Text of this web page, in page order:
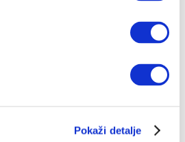
Pokaži detalje
Zaboravljena lozinka?